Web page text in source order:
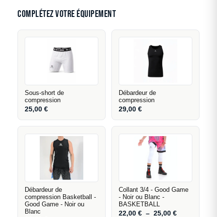
les clubs souhaitant une tenue complète et
cohérente. Contactez le service commercial pour
associer le maillot Claw à un short de la même
gamme et harmoniser couleurs et personnalisation
sur l'ensemble de l'équipement.
Complétez votre équipement
Sous-short de
compression
25,00€
Débardeur de
compression
29,00€
Débardeur de
compression Basketball -
Good Game - Noir ou
Blanc
Collant 3/4 - Good Game
- Noir ou Blanc -
BASKETBALL
22,00€ – 25,00€